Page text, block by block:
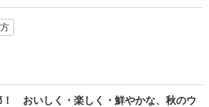
！ おいしく・楽しく・鮮やかな、秋のウ